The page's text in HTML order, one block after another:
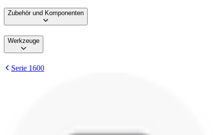
Zubehör und Komponenten
Werkzeuge
Serie 1600